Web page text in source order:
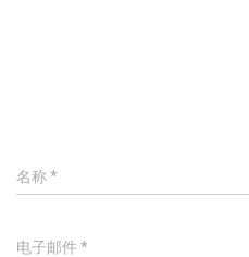
名称*
电子邮件 *